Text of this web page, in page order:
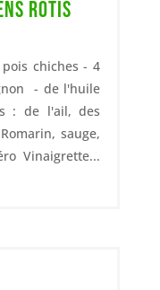
rôtis
chiches - 4
- de l'huile
: de l'ail, des
sauge,
Vinaigrette...